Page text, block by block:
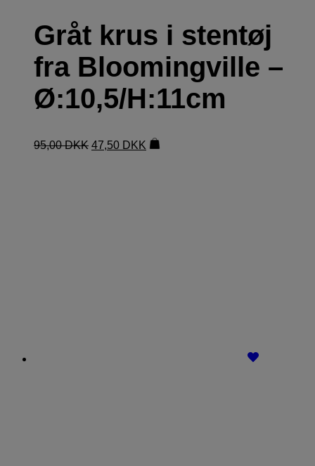
Gråt krus i stentøj
fra Bloomingville –
Ø:10,5/H:11cm
95,00DKK 47,50 DKK